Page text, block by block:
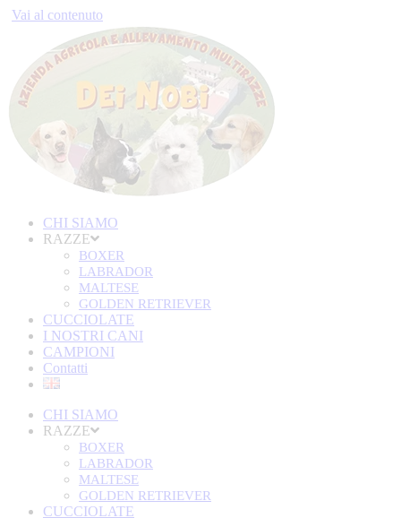
Vai al contenuto
CHI SIAMO
RAZZE
BOXER
LABRADOR
MALTESE
GOLDEN RETRIEVER
CUCCIOLATE
I NOSTRI CANI
CAMPIONI
Contatti
CHI SIAMO
RAZZE
BOXER
LABRADOR
MALTESE
GOLDEN RETRIEVER
CUCCIOLATE